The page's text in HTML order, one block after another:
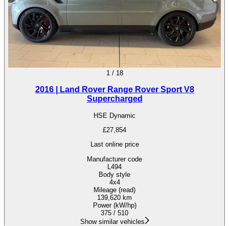
1/ 18
2016 | Land Rover Range Rover Sport V8
Supercharged
HSE Dynamic
£27,854
Last online price
Manufacturer code
L494
Body style
4x4
Mileage (read)
139,620 km
Power (kW/hp)
375 / 510
Show similar vehicles